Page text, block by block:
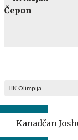
HK Olimpija
Kanadčan